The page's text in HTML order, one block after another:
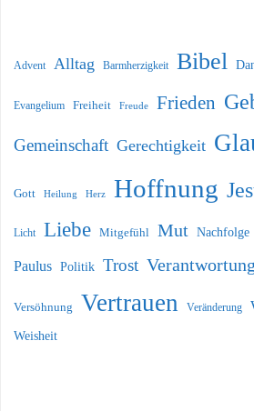
Advent Alltag Barmherzigkeit Bibel
Evangelium Freiheit Freude Frieden
Gemeinschaft Gerechtigkeit
Gott Heilung Herz Hoffnung
Licht Liebe Mitgefühl Mut Nachfolge
Paulus Politik Trost Verantwortung
Versöhnung Vertrauen Veränderung
Weisheit